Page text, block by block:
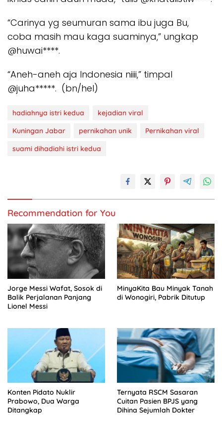
“Carinya yg seumuran sama ibu juga Bu,
coba masih mau kaga suaminya,” ungkap
@huwai****.
“Aneh-aneh aja Indonesia niiii,” timpal
@juha*****. (bn/hel)
hadiahnya istri kedua
kejadian viral
Kuningan Jabar
pernikahan unik
Pernikahan viral
suami dihadiahi istri kedua
Recommendation for You
Jorge Messi Wafat, Sosok di
Balik Perjalanan Panjang
Lionel Messi
MinyaKita Bau Minyak Tanah
di Wonogiri, Pabrik Ditutup
Konten Pidato Nuklir
Prabowo, Dua Warga
Ditangkap
Ternyata RSCM Sasaran
Cuitan Pasien BPJS yang
Dihina Sejumlah Dokter